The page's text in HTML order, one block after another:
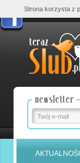
Strona korzysta z